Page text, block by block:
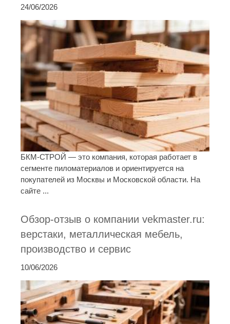
24/06/2026
БКМ-СТРОЙ — это компания, которая работает в
сегменте пиломатериалов и ориентируется на
покупателей из Москвы и Московской области. На
сайте ...
Обзор-отзыв о компании vekmaster.ru:
верстаки, металлическая мебель,
производство и сервис
10/06/2026